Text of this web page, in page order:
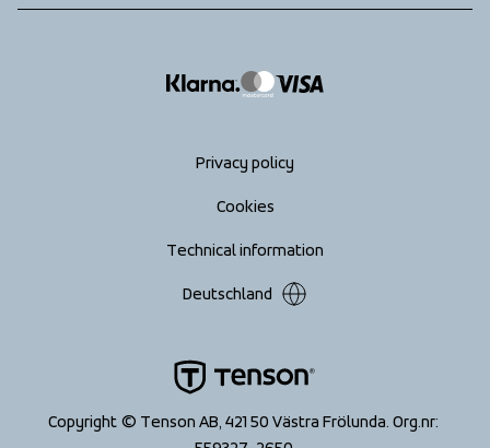
Copyright © Tenson AB, 421 50 Västra Frölunda. Org.nr:
Privacy policy
Cookies
Technical information
Deutschland